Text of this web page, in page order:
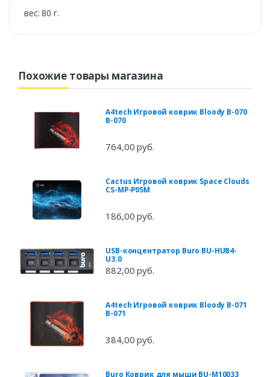
вес: 80 г.
Похожие товары магазина
A4tech Игровой коврик Bloody B-070
B-070
764,00 руб.
Cactus Игровой коврик Space Clouds
CS-MP-P05M
186,00 руб.
USB-концентратор Buro BU-HUB4-
U3.0
882,00 руб.
A4tech Игровой коврик Bloody B-071
B-071
384,00 руб.
Buro Коврик для мыши BU-M10033